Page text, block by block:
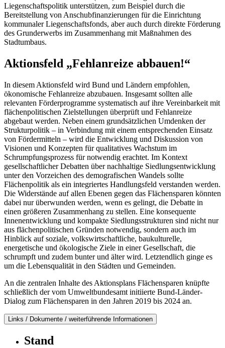
Liegenschaftspolitik unterstützen, zum Beispiel durch die
Bereitstellung von Anschubfinanzierungen für die Einrichtung
kommunaler Liegenschaftsfonds, aber auch durch direkte Förderung
des Grunderwerbs im Zusammenhang mit Maßnahmen des
Stadtumbaus.
Aktionsfeld „Fehlanreize abbauen!“
In diesem Aktionsfeld wird Bund und Ländern empfohlen,
ökonomische Fehlanreize abzubauen. Insgesamt sollten alle
relevanten Förderprogramme systematisch auf ihre Vereinbarkeit mit
flächenpolitischen Zielstellungen überprüft und Fehlanreize
abgebaut werden. Neben einem grundsätzlichen Umdenken der
Strukturpolitik – in Verbindung mit einem entsprechenden Einsatz
von Fördermitteln – wird die Entwicklung und Diskussion von
Visionen und Konzepten für qualitatives Wachstum im
Schrumpfungsprozess für notwendig erachtet. Im Kontext
gesellschaftlicher Debatten über nachhaltige Siedlungsentwicklung
unter den Vorzeichen des demografischen Wandels sollte
Flächenpolitik als ein integriertes Handlungsfeld verstanden werden.
Die Widerstände auf allen Ebenen gegen das Flächensparen könnten
dabei nur überwunden werden, wenn es gelingt, die Debatte in
einen größeren Zusammenhang zu stellen. Eine konsequente
Innenentwicklung und kompakte Siedlungsstrukturen sind nicht nur
aus flächenpolitischen Gründen notwendig, sondern auch im
Hinblick auf soziale, volkswirtschaftliche, baukulturelle,
energetische und ökologische Ziele in einer Gesellschaft, die
schrumpft und zudem bunter und älter wird. Letztendlich ginge es
um die Lebensqualität in den Städten und Gemeinden.
An die zentralen Inhalte des Aktionsplans Flächensparen knüpfte
schließlich der vom Umweltbundesamt initiierte Bund-Länder-
Dialog zum Flächensparen in den Jahren 2019 bis 2024 an.
Links / Dokumente / weiterführende Informationen
Stand